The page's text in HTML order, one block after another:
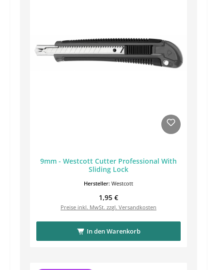
9mm - Westcott Cutter Professional With
Sliding Lock
Hersteller: Westcott
Regulärer Preis:
1,95 €
Preise inkl. MwSt. zzgl. Versandkosten
In den Warenkorb